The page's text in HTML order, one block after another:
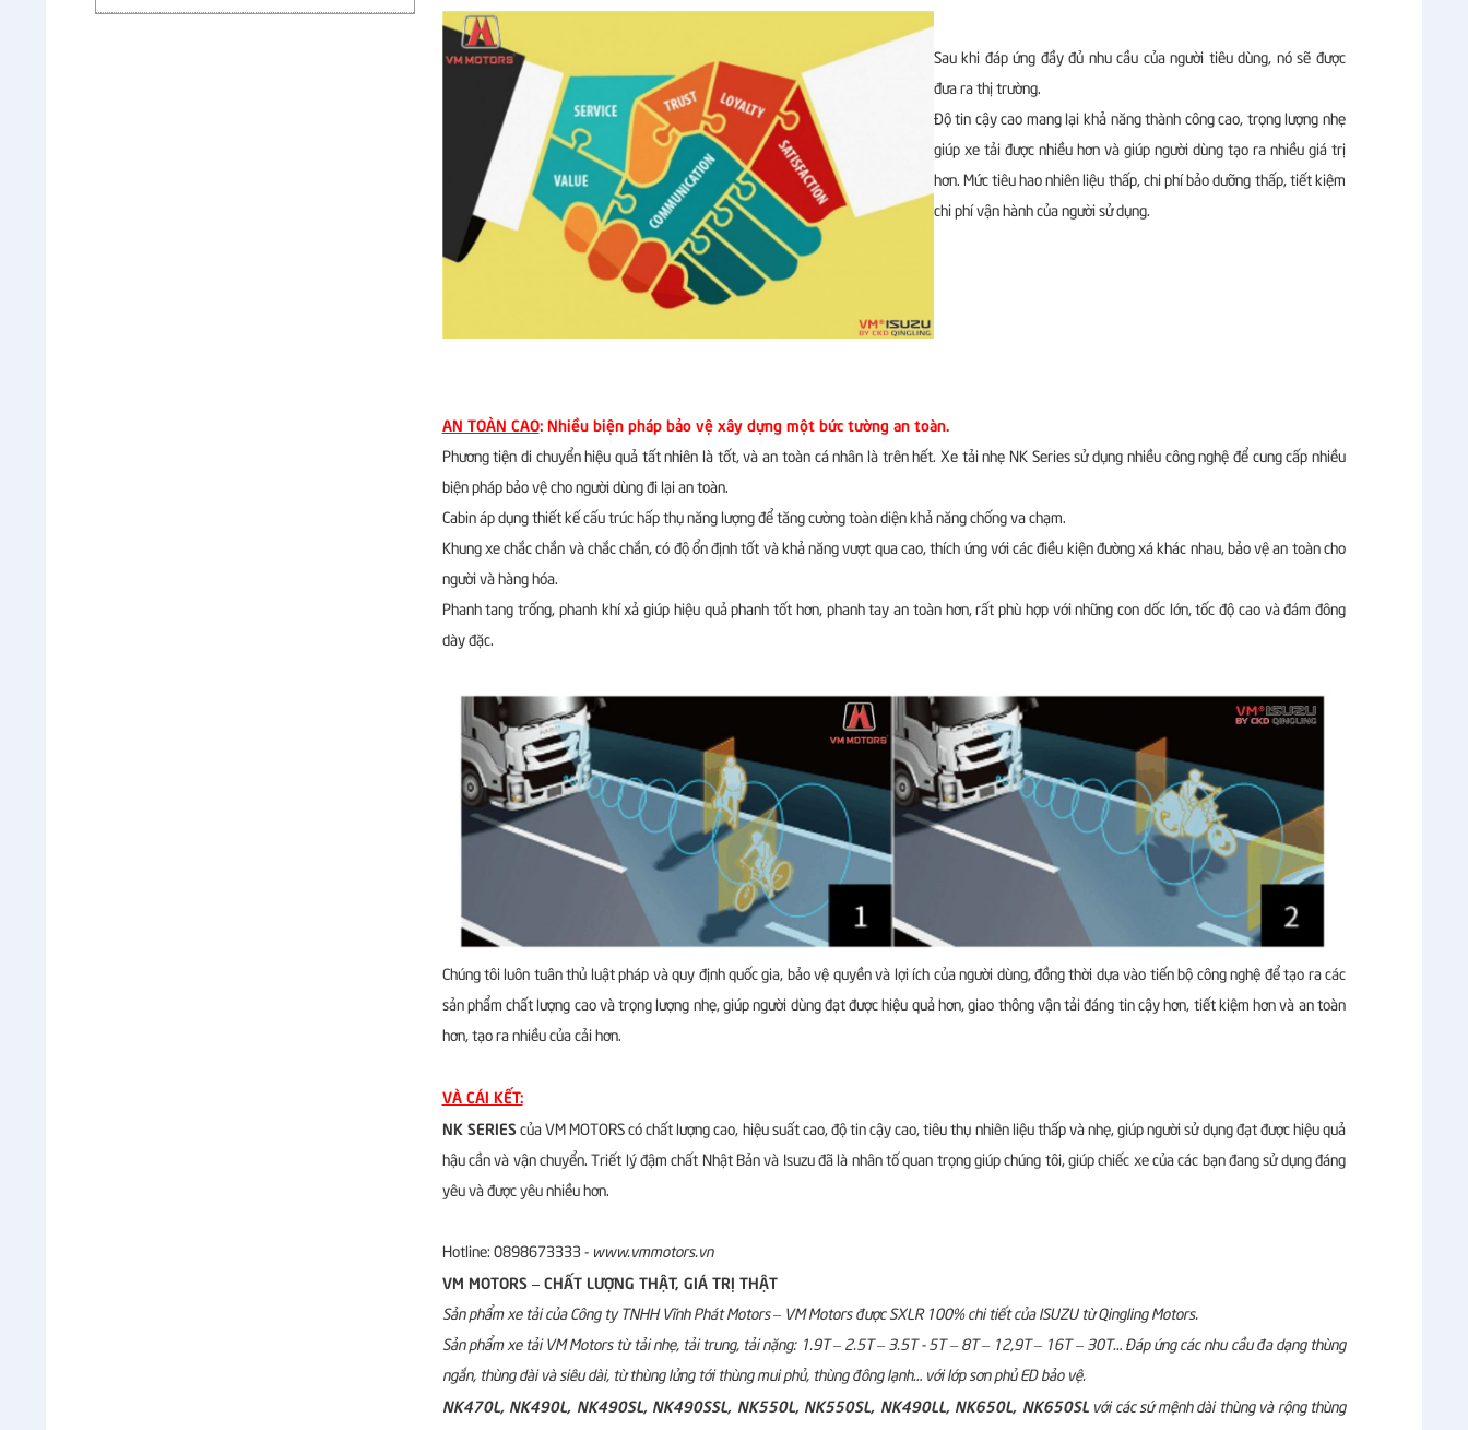
Sau khi đáp ứng đầy đủ nhu cầu của người tiêu dùng, nó sẽ được
đưa ra thị trường.
Độ tin cậy cao mang lại khả năng thành công cao, trọng lượng nhẹ
giúp xe tải được nhiều hơn và giúp người dùng tạo ra nhiều giá trị
hơn. Mức tiêu hao nhiên liệu thấp, chi phí bảo dưỡng thấp, tiết kiệm
chi phí vận hành của người sử dụng.
AN TOÀN CAO: Nhiều biện pháp bảo vệ xây dựng một bức tường an toàn.
Phương tiện di chuyển hiệu quả tất nhiên là tốt, và an toàn cá nhân là trên hết. Xe tải nhẹ NK Series sử dụng nhiều công nghệ để cung cấp nhiều
biện pháp bảo vệ cho người dùng đi lại an toàn.
Cabin áp dụng thiết kế cấu trúc hấp thụ năng lượng để tăng cường toàn diện khả năng chống va chạm.
Khung xe chắc chắn và chắc chắn, có độ ổn định tốt và khả năng vượt qua cao, thích ứng với các điều kiện đường xá khác nhau, bảo vệ an toàn cho
người và hàng hóa.
Phanh tang trống, phanh khí xả giúp hiệu quả phanh tốt hơn, phanh tay an toàn hơn, rất phù hợp với những con dốc lớn, tốc độ cao và đám đông
dày đặc.
Chúng tôi luôn tuân thủ luật pháp và quy định quốc gia, bảo vệ quyền và lợi ích của người dùng, đồng thời dựa vào tiến bộ công nghệ để tạo ra các
sản phẩm chất lượng cao và trọng lượng nhẹ, giúp người dùng đạt được hiệu quả hơn, giao thông vận tải đáng tin cậy hơn, tiết kiệm hơn và an toàn
hơn, tạo ra nhiều của cải hơn.
VÀ CÁI KẾT:
NK SERIEScủa VM MOTORS có chất lượng cao, hiệu suất cao, độ tin cậy cao, tiêu thụ nhiên liệu thấp và nhẹ, giúp người sử dụng đạt được hiệu quả
hậu cần và vận chuyển. Triết lý đậm chất Nhật Bản và Isuzu đã là nhân tố quan trọng giúp chúng tôi, giúp chiếc xe của các bạn đang sử dụng đáng
yêu và được yêu nhiều hơn.
Hotline: 0898673333 - www.vmmotors.vn
VM MOTORS – CHẤT LƯỢNG THẬT, GIÁ TRỊ THẬT
Sản phẩm xe tải của Công ty TNHH Vĩnh Phát Motors – VM Motors được SXLR 100% chi tiết của ISUZU từ Qingling Motors.
Sản phẩm xe tải VM Motors từ tải nhẹ, tải trung, tải nặng: 1.9T – 2.5T – 3.5T - 5T – 8T – 12,9T – 16T – 30T… Đáp ứng các nhu cầu đa dạng thùng
ngắn, thùng dài và siêu dài, từ thùng lửng tới thùng mui phủ, thùng đông lạnh… với lớp sơn phủ ED bảo vệ.
NK470L, NK490L, NK490SL, NK490SSL, NK550L, NK550SL, NK490LL, NK650L, NK650SLvới các sứ mệnh dài thùng và rộng thùng